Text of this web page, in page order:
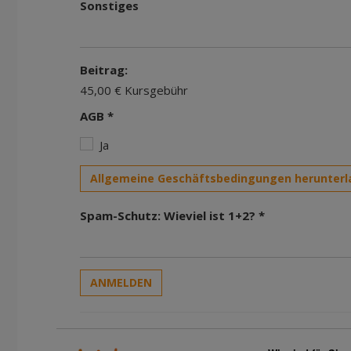
Sonstiges
Beitrag:
45,00 € Kursgebühr
AGB *
Ja
Allgemeine Geschäftsbedingungen
Spam-Schutz: Wieviel ist 1+2? *
ANMELDEN